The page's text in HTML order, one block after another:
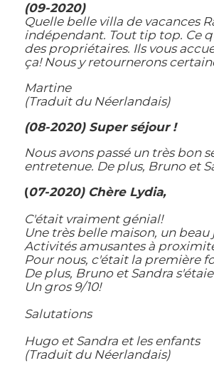
(09-2020)
Quelle belle villa de vacances
indépendant. Tout tip top. Ce
des propriétaires. Ils vous
ça! Nous y retournerons
Martine
(Traduit du Néerlandais)
(08-2020) Super séjour !
Nous avons passé un très bon
entretenue. De plus, Bruno et
(07-2020) Chère Lydia,
C'était vraiment génial!
Une très belle maison, un
Activités amusantes à
Pour nous, c'était la première
De plus, Bruno et Sandra
Un gros 9/10!
Salutations
Hugo et Sandra et les enfants
(Traduit du Néerlandais)